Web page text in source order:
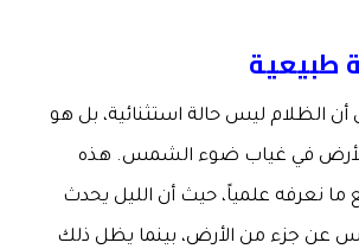
طبيعية
أن الظلام ليس حالة استثنائية، بل هو
للأرض في غياب ضوء الشمس. هذه
ما نعرفه علمياً، حيث أن الليل يحدث
عن جزء من الأرض، بينما يظل ذلك